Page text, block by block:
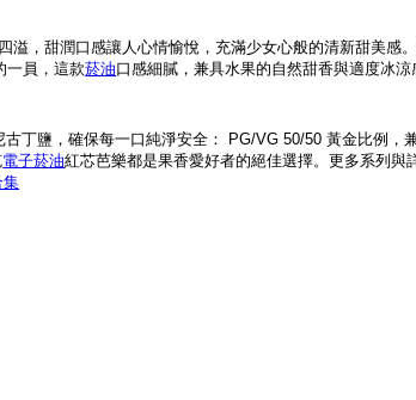
四溢，甜潤口感讓人心情愉悅，充滿少女心般的清新
一員，這款菸油口感細膩，兼具水果的自然甜香與適度冰
丁鹽，確保每一口純淨安全： PG/VG 50/50 黃金比例
電子菸油紅芯芭樂都是果香愛好者的絕佳選擇。更多系列與
集